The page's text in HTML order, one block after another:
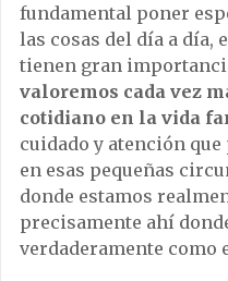
fundamental poner
las cosas del día a día,
tienen gran
valoremos cada vez
cotidiano en la vida
cuidado y atención
en esas pequeñas
donde estamos
precisamente ahí
verdaderamente como